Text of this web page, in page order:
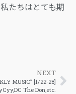
たちはとても期
NEXT
MUSIC” [1/22-28]
The Don,etc.